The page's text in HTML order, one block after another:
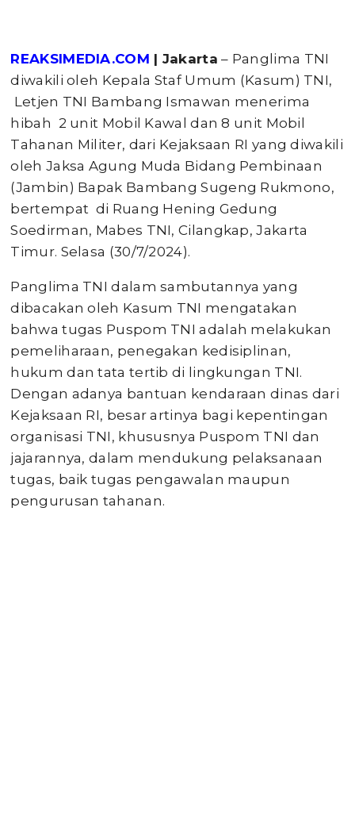
REAKSIMEDIA.COM | Jakarta – Panglima TNI
diwakili oleh Kepala Staf Umum (Kasum) TNI,
Letjen TNI Bambang Ismawan menerima
hibah 2 unit Mobil Kawal dan 8 unit Mobil
Tahanan Militer, dari Kejaksaan RI yang diwakili
oleh Jaksa Agung Muda Bidang Pembinaan
(Jambin) Bapak Bambang Sugeng Rukmono,
bertempat di Ruang Hening Gedung
Soedirman, Mabes TNI, Cilangkap, Jakarta
Timur. Selasa (30/7/2024).
Panglima TNI dalam sambutannya yang
dibacakan oleh Kasum TNI mengatakan
bahwa tugas Puspom TNI adalah melakukan
pemeliharaan, penegakan kedisiplinan,
hukum dan tata tertib di lingkungan TNI.
Dengan adanya bantuan kendaraan dinas dari
Kejaksaan RI, besar artinya bagi kepentingan
organisasi TNI, khususnya Puspom TNI dan
jajarannya, dalam mendukung pelaksanaan
tugas, baik tugas pengawalan maupun
pengurusan tahanan.